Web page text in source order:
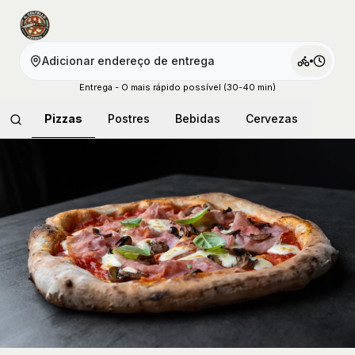
Adicionar endereço de entrega
Entrega - O mais rápido possível (30-40 min)
Pizzas Postres Bebidas Cervezas